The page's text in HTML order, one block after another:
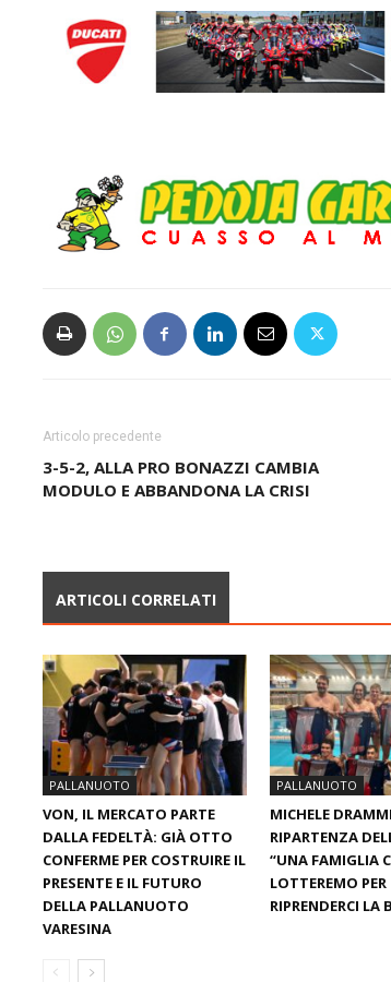
Articolo precedente
3-5-2, ALLA PRO BONAZZI CAMBIA
MODULO E ABBANDONA LA CRISI
ARTICOLI CORRELATI
PALLANUOTO
VON, IL MERCATO PARTE
DALLA FEDELTÀ: GIÀ OTTO
CONFERME PER COSTRUIRE IL
PRESENTE E IL FUTURO
DELLA PALLANUOTO
VARESINA
PALLANUOTO
MICHELE
RIPARTENZA
“UNA FAMIGLIA
LOTTEREMO PER
RIPRENDERCI LA